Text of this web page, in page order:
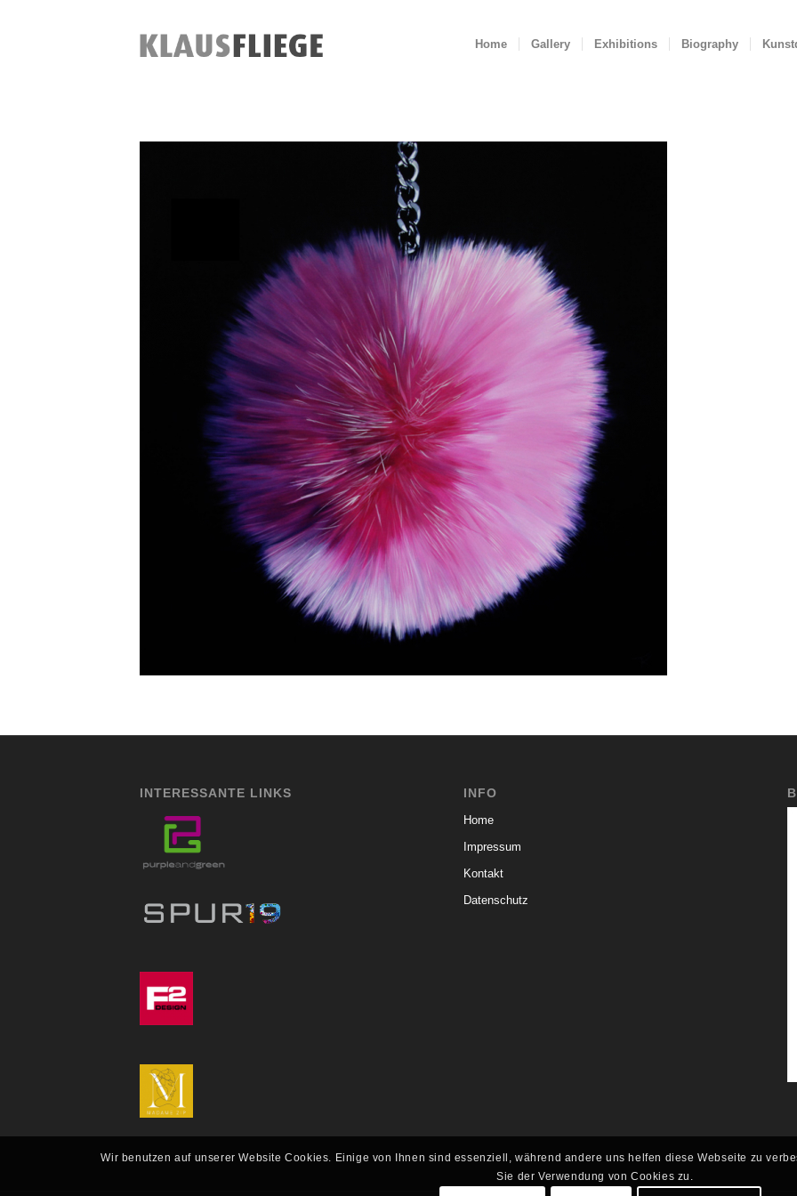
Home Gallery Exhibitions Biography
INTERESSANTE LINKS INFO
Home
Impressum
Kontakt
Datenschutz
Wir benutzen auf unserer Website Cookies. Einige von Ihnen sind essenziell, während andere uns helfen diese Webseite zu
Sie der Verwendung von Cookies zu.